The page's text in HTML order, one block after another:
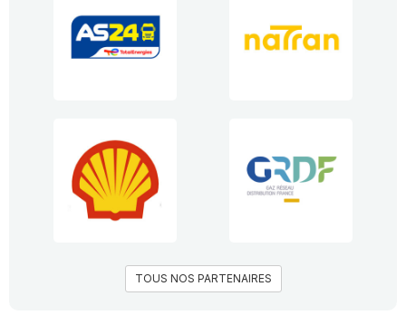
TOUS NOS PARTENAIRES